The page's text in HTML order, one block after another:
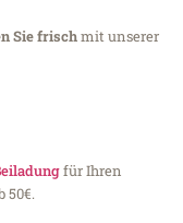
Sie frischmit unserer
für Ihren
50€.